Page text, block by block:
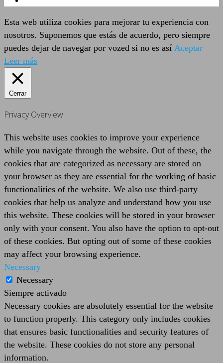
Esta web utiliza cookies para mejorar tu experiencia con
nosotros. Suponemos que estás de acuerdo, pero siempre
puedes dejar de navegar por vozed si no es así Aceptar
Leer más
Cerrar
Privacy Overview
This website uses cookies to improve your experience
while you navigate through the website. Out of these, the
cookies that are categorized as necessary are stored on
your browser as they are essential for the working of basic
functionalities of the website. We also use third-party
cookies that help us analyze and understand how you use
this website. These cookies will be stored in your browser
only with your consent. You also have the option to opt-out
of these cookies. But opting out of some of these cookies
may affect your browsing experience.
Necessary
Necessary
Siempre activado
Necessary cookies are absolutely essential for the website
to function properly. This category only includes cookies
that ensures basic functionalities and security features of
the website. These cookies do not store any personal
information.